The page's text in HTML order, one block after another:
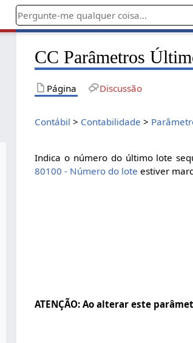
CC Parâmetros
Página Discussão
Contábil > Contabilidade >
Indica o número do último lote
80100 - Número do lote estiver
ATENÇÃO: Ao alterar este